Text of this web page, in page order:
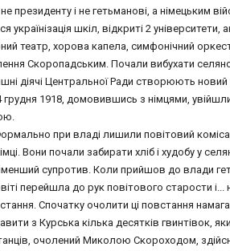
президенту і не гетьманові, а німецьким
шкіл, відкриті 2 університети,
театр, хорова капела, симфонічний
Скоропадським. Почали вибухати
діячі Центральної Ради створюють
1918, домовившись з німцями,
при владі лишили повітовий
Вони почали забирати хліб і худобу у
супротив. Коли прийшов до влади
перейшла до рук повітового старости і...
Спочатку очолити ці повстання
з Курська кілька десятків гвинтівок,
очолений Миколою Скороходом,